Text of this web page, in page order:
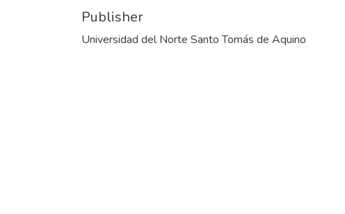
Publisher
Universidad del Norte Santo Tomás de Aquino